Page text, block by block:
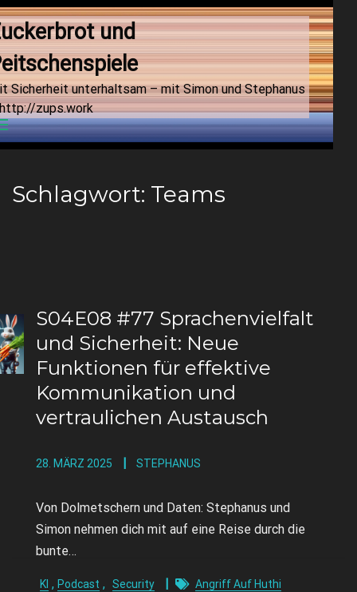
und
Sicherheit unterhaltsam – mit Simon und Stephanus
zups.work
Schlagwort: Teams
S04E08 #77 Sprachenvielfalt
und Sicherheit: Neue
Funktionen für effektive
Kommunikation und
vertraulichen Austausch
28. MÄRZ 2025 STEPHANUS
Von Dolmetschern und Daten: Stephanus und
Simon nehmen dich mit auf eine Reise durch die
bunte…
KI , Podcast , Security
Angriff Auf Huthi